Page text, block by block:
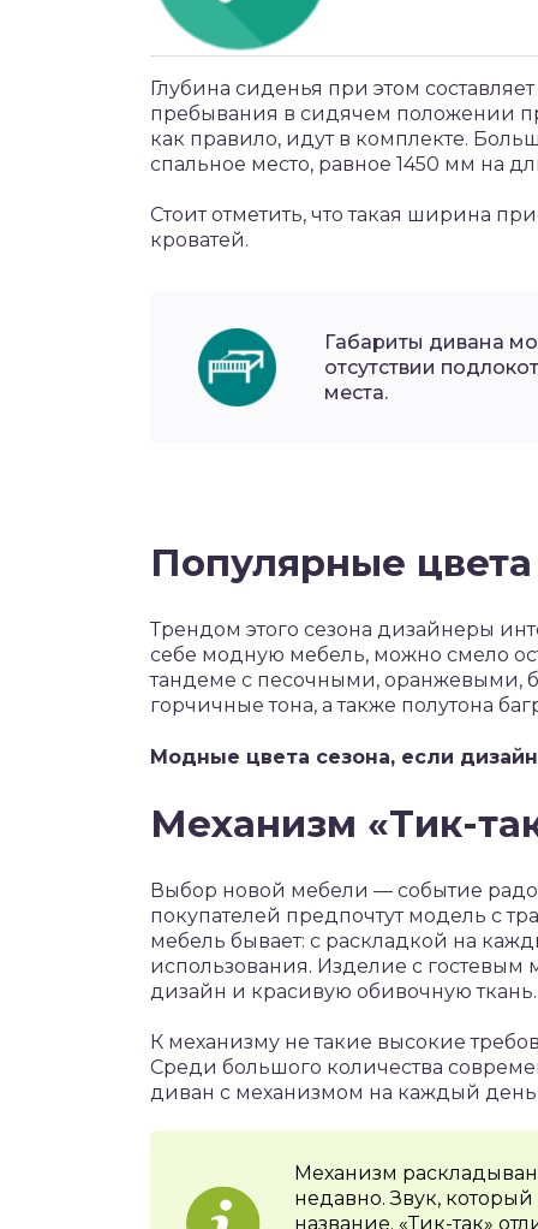
Глубина сиденья при этом
пребывания в сидячем положении
как правило, идут в комплекте.
спальное место, равное 1450 мм на
Стоит отметить, что такая ширина
кроватей.
Габариты дивана
отсутствии
места.
Популярные цвета
Трендом этого сезона дизайнеры
себе модную мебель, можно смело
тандеме с песочными, оранжевыми,
горчичные тона, а также полутона
Модные цвета сезона, если
Механизм «Тик-
Выбор новой мебели — событие
покупателей предпочтут модель с
мебель бывает: с раскладкой на
использования. Изделие с
дизайн и красивую обивочную ткань.
К механизму не такие высокие
Среди большого количества
диван с механизмом на каждый день
Механизм
недавно. Звук,
название. «Тик-так»